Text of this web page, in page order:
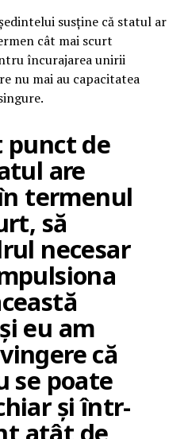
susține că statul ar
cât mai scurt
încurajarea unirii
nu mai au capacitatea
punct de
are
termenul
să
necesar
eu am
că
se poate
și într-